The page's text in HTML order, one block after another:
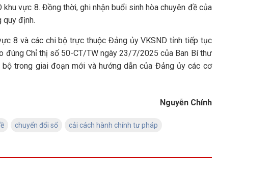
vực 8. Đồng thời, ghi nhận buổi sinh hòa chuyên đề của
quy định.
8 và các chi bộ trực thuộc Đảng ủy VKSND tỉnh tiếp tục
đúng Chỉ thị số 50-CT/TW ngày 23/7/2025 của Ban Bí thư
trong giai đoạn mới và hướng dẫn của Đảng ủy các cơ
Nguyễn Chính
chuyển đổi số cải cách hành chính tư pháp